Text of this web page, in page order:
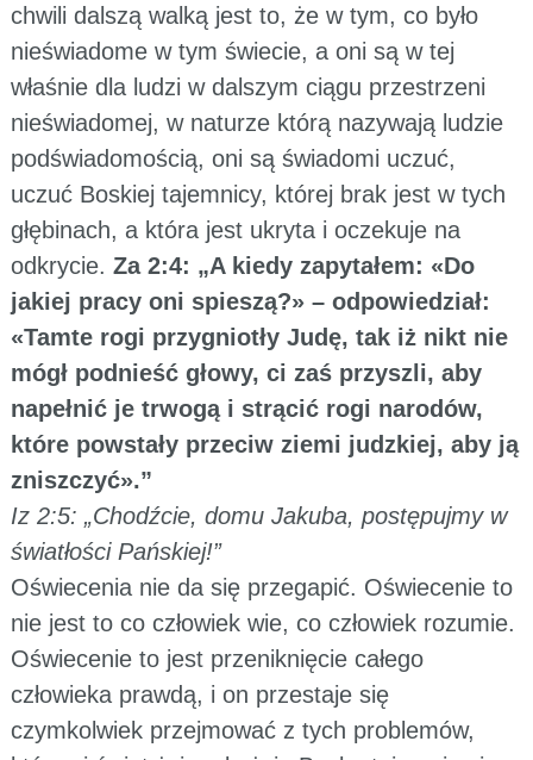
chwili dalszą walką jest to, że w tym, co było
nieświadome w tym świecie, a oni są w tej
właśnie dla ludzi w dalszym ciągu przestrzeni
nieświadomej, w naturze którą nazywają ludzie
podświadomością, oni są świadomi uczuć,
uczuć Boskiej tajemnicy, której brak jest w tych
głębinach, a która jest ukryta i oczekuje na
odkrycie. Za 2:4: „A kiedy zapytałem: «Do
jakiej pracy oni spieszą?» – odpowiedział:
«Tamte rogi przygniotły Judę, tak iż nikt nie
mógł podnieść głowy, ci zaś przyszli, aby
napełnić je trwogą i strącić rogi narodów,
które powstały przeciw ziemi judzkiej, aby ją
zniszczyć».”
Iz 2:5: „Chodźcie, domu Jakuba, postępujmy w
światłości Pańskiej!”
Oświecenia nie da się przegapić. Oświecenie to
nie jest to co człowiek wie, co człowiek rozumie.
Oświecenie to jest przeniknięcie całego
człowieka prawdą, i on przestaje się
czymkolwiek przejmować z tych problemów,